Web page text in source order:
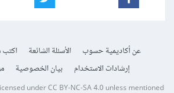
عن أكاديمية حسوب الأسئلة الشائعة اكتب
إرشادات الاستخدام
بيان الخصوصية
underCC BY-NC-SA 4.0unless mentioned